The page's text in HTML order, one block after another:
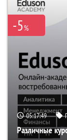
-5%
05:17:48
Различные